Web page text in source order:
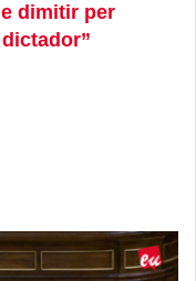
dimitir per